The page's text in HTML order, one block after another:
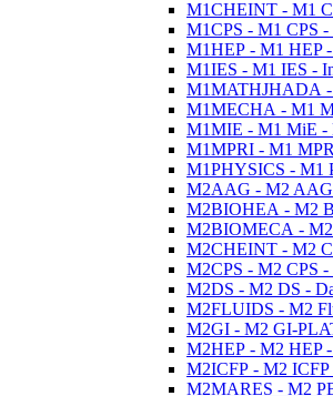
M1CHEINT - M1
M1CPS - M1 CPS -
M1HEP - M1 HEP -
M1IES - M1 IES -
M1MATHJHADA -
M1MECHA - M1
M1MIE - M1 MiE -
M1MPRI - M1
M1PHYSICS - M1
M2AAG - M2 AAG
M2BIOHEA - M2
M2BIOMECA -
M2CHEINT - M2
M2CPS - M2 CPS -
M2DS - M2 DS -
M2FLUIDS - M2
M2GI - M2 GI-
M2HEP - M2 HEP -
M2ICFP - M2 ICFP
M2MARES - M2